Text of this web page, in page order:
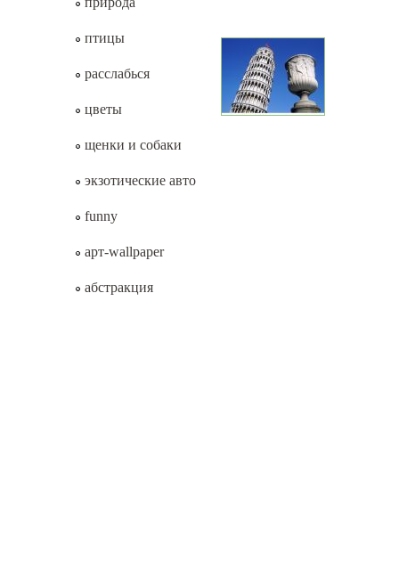
птицы
расслабься
цветы
щенки и собаки
экзотические авто
funny
арт-wallpaper
абстракция